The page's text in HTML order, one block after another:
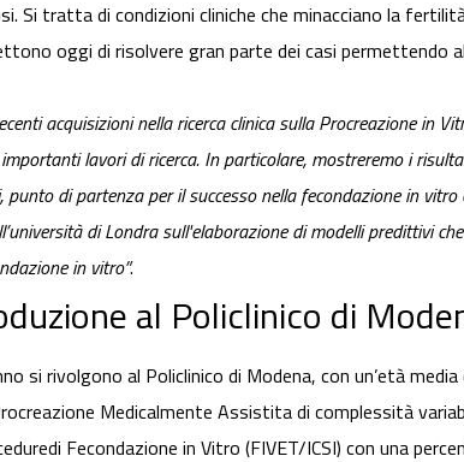
Si tratta di condizioni cliniche che minacciano la
oggi di risolvere gran parte dei casi permettendo
acquisizioni nella ricerca clinica sulla Procreazione in
lavori di ricerca. In particolare, mostreremo i
di partenza per il successo nella fecondazione in
di Londra sull'elaborazione di modelli predittivi
in vitro”.
al Policlinico di
si rivolgono al Policlinico di Modena, con un’età media
Medicalmente Assistita di complessità
Fecondazione in Vitro (FIVET/ICSI) con una